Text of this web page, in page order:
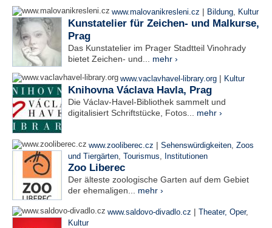
www.malovanikresleni.cz | Bildung, Kultur
Kunstatelier für Zeichen- und Malkurse,
Prag
Das Kunstatelier im Prager Stadtteil Vinohrady
bietet Zeichen- und... mehr ›
www.vaclavhavel-library.org | Kultur
Knihovna Václava Havla, Prag
Die Václav-Havel-Bibliothek sammelt und
digitalisiert Schriftstücke, Fotos... mehr ›
www.zooliberec.cz | Sehenswürdigkeiten, Zoos
und Tiergärten, Tourismus, Institutionen
Zoo Liberec
Der älteste zoologische Garten auf dem Gebiet
der ehemaligen... mehr ›
www.saldovo-divadlo.cz | Theater, Oper,
Kultur